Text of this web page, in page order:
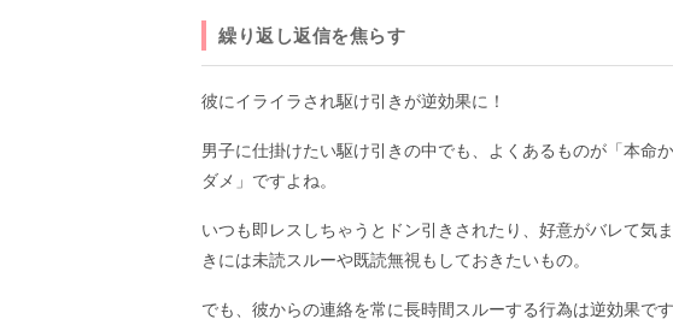
繰り返し返信を焦らす
彼にイライラされ駆け引きが逆効果に！
男子に仕掛けたい駆け引きの中でも、よくあるものが「本命
ダメ」ですよね。
いつも即レスしちゃうとドン引きされたり、好意がバレて気
きには未読スルーや既読無視もしておきたいもの。
でも、彼からの連絡を常に長時間スルーする行為は逆効果です